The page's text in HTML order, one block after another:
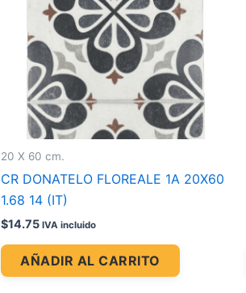
20 X 60 cm.
CR DONATELO FLOREALE 1A 20X60
1.68 14 (IT)
$14.75 IVA incluido
AÑADIR AL CARRITO